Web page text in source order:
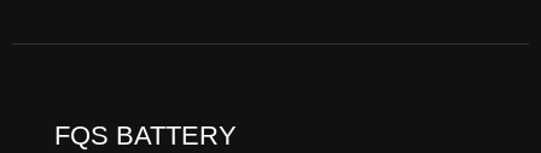
FQS BATTERY